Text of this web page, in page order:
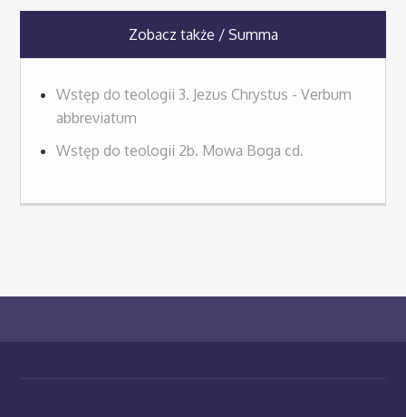
Zobacz także / Summa
Wstęp do teologii 3. Jezus Chrystus - Verbum
abbreviatum
Wstęp do teologii 2b. Mowa Boga cd.